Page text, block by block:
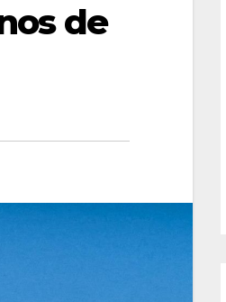
de